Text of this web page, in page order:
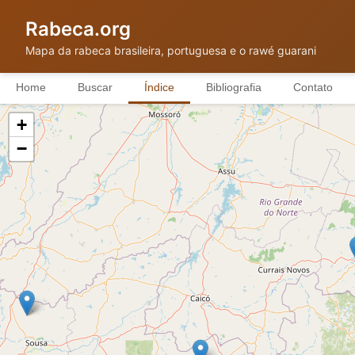
Rabeca.org
Mapa da rabeca brasileira, portuguesa e o rawé guarani
Home Buscar Índice Bibliografia Contato
+
−